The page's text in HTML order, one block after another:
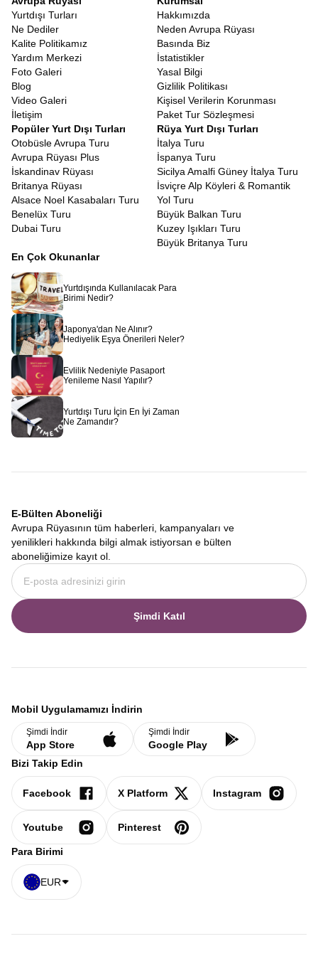
Yurtdışı Turları
Ne Dediler
Kalite Politikamız
Yardım Merkezi
Foto Galeri
Blog
Video Galeri
İletişim
Hakkımızda
Neden Avrupa Rüyası
Basında Biz
İstatistikler
Yasal Bilgi
Gizlilik Politikası
Kişisel Verilerin Korunması
Paket Tur Sözleşmesi
Popüler Yurt Dışı Turları
Otobüsle Avrupa Turu
Avrupa Rüyası Plus
İskandinav Rüyası
Britanya Rüyası
Alsace Noel Kasabaları Turu
Benelüx Turu
Dubai Turu
Rüya Yurt Dışı Turları
İtalya Turu
İspanya Turu
Sicilya Amalfi Güney İtalya Turu
İsviçre Alp Köyleri & Romantik
Yol Turu
Büyük Balkan Turu
Kuzey Işıkları Turu
Büyük Britanya Turu
En Çok Okunanlar
Yurtdışında Kullanılacak Para
Birimi Nedir?
Japonya'dan Ne Alınır?
Hediyelik Eşya Önerileri Neler?
Evlilik Nedeniyle Pasaport
Yenileme Nasıl Yapılır?
Yurtdışı Turu İçin En İyi Zaman
Ne Zamandır?
E-Bülten Aboneliği
Avrupa Rüyasının tüm haberleri, kampanyaları ve
yenilikleri hakkında bilgi almak istiyorsan e bülten
aboneliğimize kayıt ol.
Şimdi Katıl
Mobil Uygulamamızı İndirin
Şimdi İndir
App Store
Şimdi İndir
Google Play
Bizi Takip Edin
Facebook X Platform Instagram
Youtube Pinterest
Para Birimi
EUR